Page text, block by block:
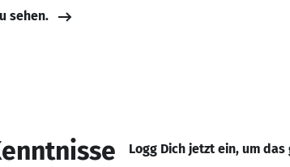
sehen.
Logg Dich jetzt ein, um